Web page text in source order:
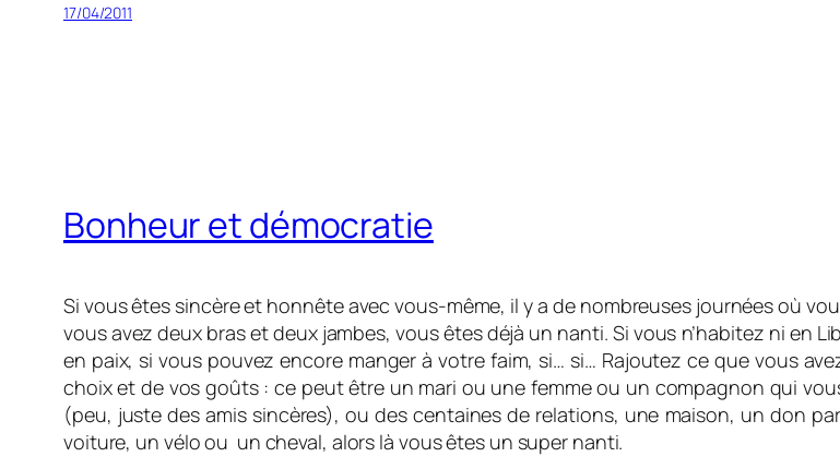
17/04/2011
Bonheur et démocratie
Si vous êtes sincère et honnête avec vous-même, il y a de nombreuses journées où
vous avez deux bras et deux jambes, vous êtes déjà un nanti. Si vous n’habitez ni en
en paix, si vous pouvez encore manger à votre faim, si… si… Rajoutez ce que vous
choix et de vos goûts : ce peut être un mari ou une femme ou un compagnon qui
(peu, juste des amis sincères), ou des centaines de relations, une maison, un don
voiture, un vélo ou un cheval, alors là vous êtes un super nanti.